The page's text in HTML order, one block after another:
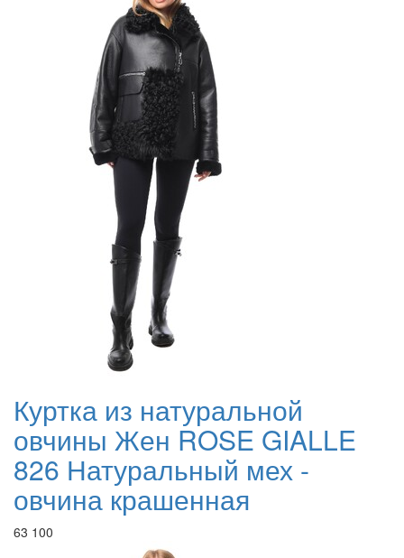
Куртка из натуральной
овчины Жен ROSE GIALLE
826 Натуральный мех -
овчина крашенная
63 100